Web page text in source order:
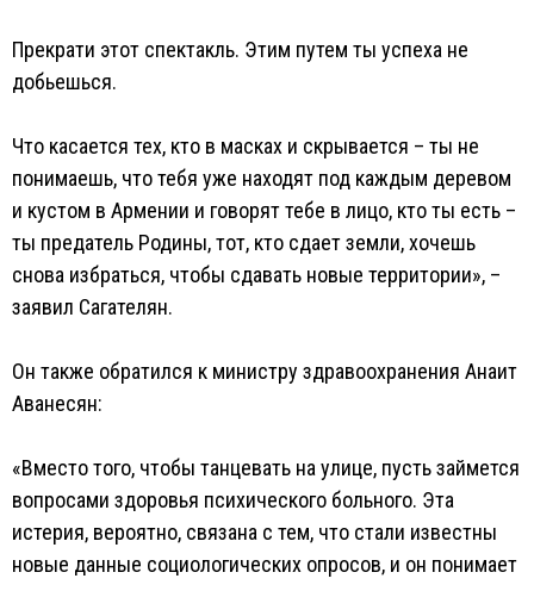
Прекрати этот спектакль. Этим путем ты успеха не
добьешься.
Что касается тех, кто в масках и скрывается – ты не
понимаешь, что тебя уже находят под каждым деревом
и кустом в Армении и говорят тебе в лицо, кто ты есть –
ты предатель Родины, тот, кто сдает земли, хочешь
снова избраться, чтобы сдавать новые территории», –
заявил Сагателян.
Он также обратился к министру здравоохранения Анаит
Аванесян:
«Вместо того, чтобы танцевать на улице, пусть займется
вопросами здоровья психического больного. Эта
истерия, вероятно, связана с тем, что стали известны
новые данные социологических опросов, и он понимает